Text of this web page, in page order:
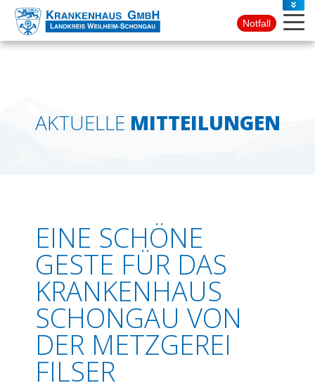
PRESSE
KONTAKT
Notfall
AKTUELLE MITTEILUNGEN
EINE SCHÖNE
GESTE FÜR DAS
KRANKENHAUS
SCHONGAU VON
DER METZGEREI
FILSER